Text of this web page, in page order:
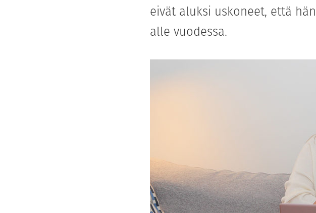
eivät aluksi uskoneet, että
alle vuodessa.